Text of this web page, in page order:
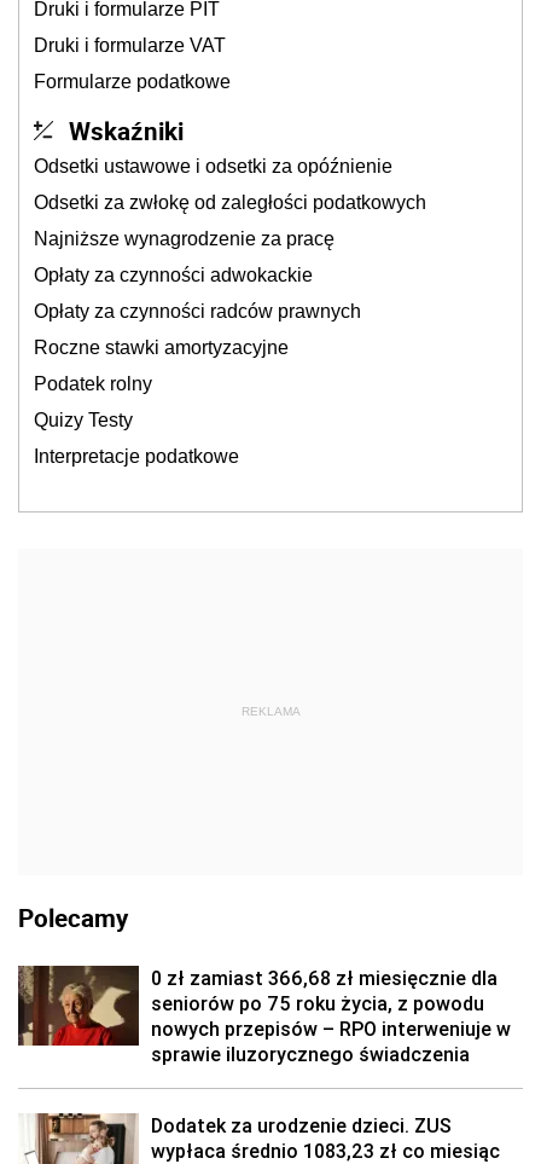
Druki i formularze PIT
Druki i formularze VAT
Formularze podatkowe
Wskaźniki
Odsetki ustawowe i odsetki za opóźnienie
Odsetki za zwłokę od zaległości podatkowych
Najniższe wynagrodzenie za pracę
Opłaty za czynności adwokackie
Opłaty za czynności radców prawnych
Roczne stawki amortyzacyjne
Podatek rolny
Quizy Testy
Interpretacje podatkowe
REKLAMA
Polecamy
0 zł zamiast 366,68 zł miesięcznie dla
seniorów po 75 roku życia, z powodu
nowych przepisów – RPO interweniuje w
sprawie iluzorycznego świadczenia
Dodatek za urodzenie dzieci. ZUS
wypłaca średnio 1083,23 zł co miesiąc